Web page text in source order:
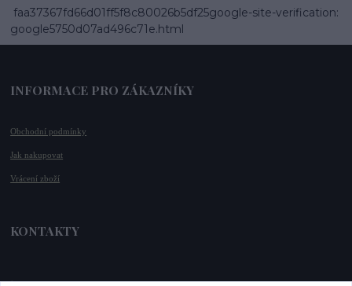
faa37367fd66d01ff5f8c80026b5df25google-site-verification:
google5750d07ad496c71e.html
INFORMACE PRO ZÁKAZNÍKY
Obchodní podmínky
Jak nakupovat
Vrácení zboží
KONTAKTY